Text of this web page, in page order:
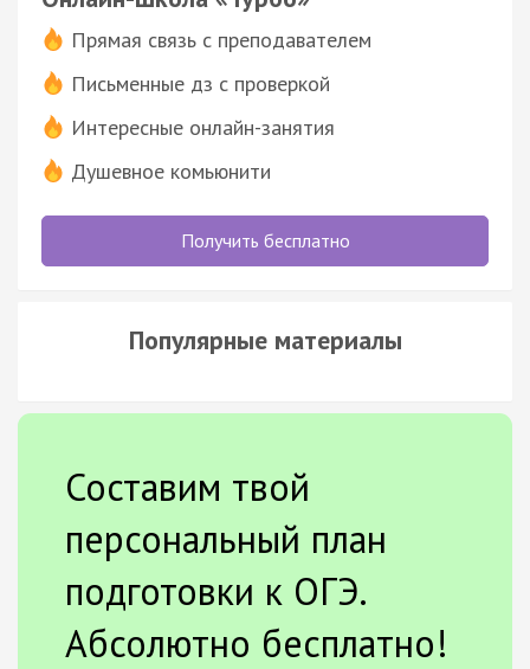
Прямая связь с преподавателем
Письменные дз с проверкой
Интересные онлайн-занятия
Душевное комьюнити
Получить бесплатно
Популярные материалы
Составим твой
персональный план
подготовки к ОГЭ.
Абсолютно бесплатно!